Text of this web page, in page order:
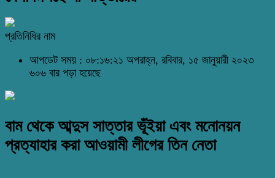
প্রতিনিধির নাম
আপডেট সময় : ০৮:১৬:২১ অপরাহ্ন, রবিবার, ১৫ জানুয়ারী ২০২৩
৬০৬ বার পড়া হয়েছে
বাম থেকে আব্দুস সাত্তার ভূঁইয়া এবং মনোনয়ন
প্রত্যাহার করা আওয়ামী লীগের তিন নেতা